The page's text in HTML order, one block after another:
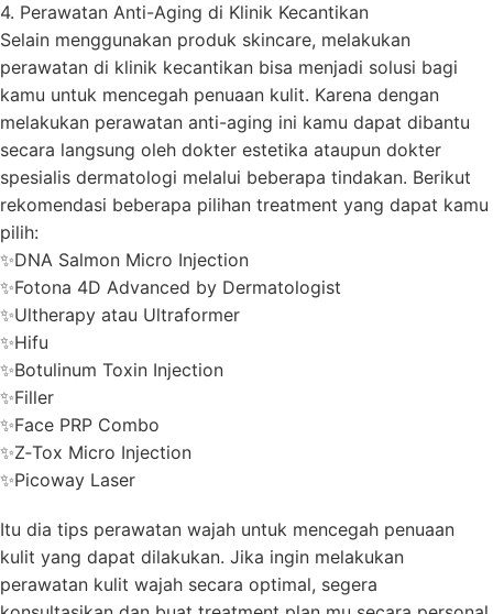
4. Perawatan Anti-Aging di Klinik Kecantikan
Selain menggunakan produk skincare, melakukan
perawatan di klinik kecantikan bisa menjadi solusi bagi
kamu untuk mencegah penuaan kulit. Karena dengan
melakukan perawatan anti-aging ini kamu dapat dibantu
secara langsung oleh dokter estetika ataupun dokter
spesialis dermatologi melalui beberapa tindakan. Berikut
rekomendasi beberapa pilihan treatment yang dapat kamu
pilih:
✨DNA Salmon Micro Injection
✨Fotona 4D Advanced by Dermatologist
✨Ultherapy atau Ultraformer
✨Hifu
✨Botulinum Toxin Injection
✨Filler
✨Face PRP Combo
✨Z‑Tox Micro Injection
✨Picoway Laser
Itu dia tips perawatan wajah untuk mencegah penuaan
kulit yang dapat dilakukan. Jika ingin melakukan
perawatan kulit wajah secara optimal, segera